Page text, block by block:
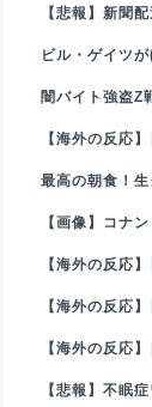
【悲報】新聞
ビル・ゲイツ
闇バイト強盗Z
【海外の反応
最高の朝食！
【画像】コナ
【海外の反応
【海外の反応
【海外の反応
【悲報】不眠